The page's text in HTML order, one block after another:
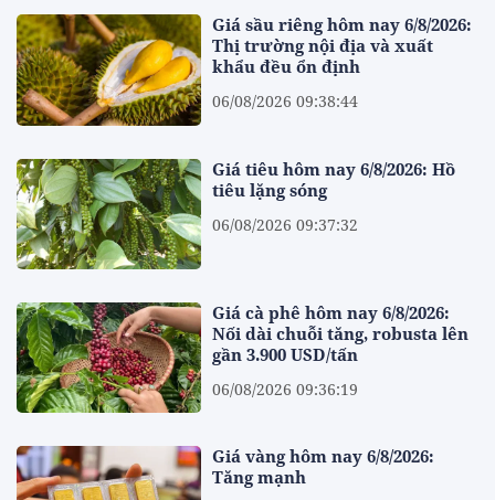
Giá sầu riêng hôm nay 6/8/2026:
Thị trường nội địa và xuất
khẩu đều ổn định
06/08/2026 09:38:44
Giá tiêu hôm nay 6/8/2026: Hồ
tiêu lặng sóng
06/08/2026 09:37:32
Giá cà phê hôm nay 6/8/2026:
Nối dài chuỗi tăng, robusta lên
gần 3.900 USD/tấn
06/08/2026 09:36:19
Giá vàng hôm nay 6/8/2026:
Tăng mạnh